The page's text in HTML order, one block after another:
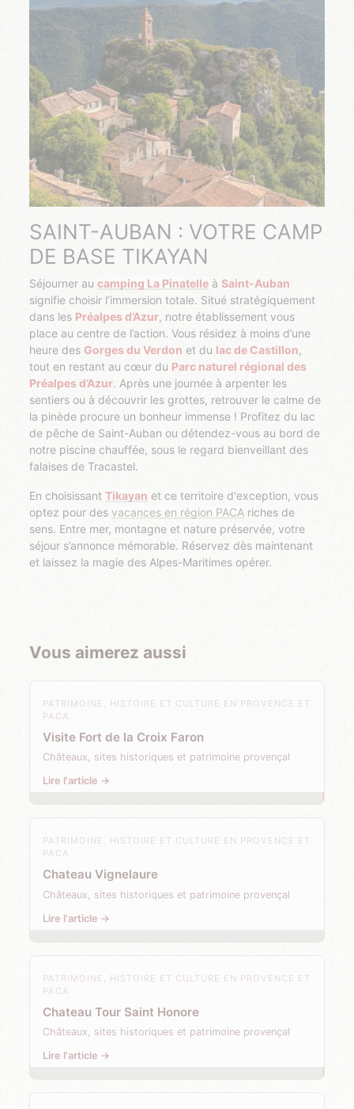
SAINT-AUBAN : VOTRE CAMP
DE BASE TIKAYAN
Séjourner aucamping La Pinatelle àSaint-Auban
signifie choisir l’immersion totale. Situé stratégiquement
dans les Préalpes d’Azur, notre établissement vous
place au centre de l’action. Vous résidez à moins d’une
heure des Gorges du Verdon et du lac de Castillon,
tout en restant au cœur du Parc naturel régional des
Préalpes d’Azur. Après une journée à arpenter les
sentiers ou à découvrir les grottes, retrouver le calme de
la pinède procure un bonheur immense ! Profitez du lac
de pêche de Saint-Auban ou détendez-vous au bord de
notre piscine chauffée, sous le regard bienveillant des
falaises de Tracastel.
En choisissantTikayan et ce territoire d'exception, vous
optez pour des vacances en région PACA riches de
sens. Entre mer, montagne et nature préservée, votre
séjour s’annonce mémorable. Réservez dès maintenant
et laissez la magie des Alpes-Maritimes opérer.
Vous aimerez aussi
PATRIMOINE, HISTOIRE ET CULTURE EN PROVENCE ET
PACA
Visite Fort de la Croix Faron
Châteaux, sites historiques et patrimoine provençal
Lire l'article →
PATRIMOINE, HISTOIRE ET CULTURE EN PROVENCE ET
PACA
Chateau Vignelaure
Châteaux, sites historiques et patrimoine provençal
Lire l'article →
PATRIMOINE, HISTOIRE ET CULTURE EN PROVENCE ET
PACA
Chateau Tour Saint Honore
Châteaux, sites historiques et patrimoine provençal
Lire l'article →